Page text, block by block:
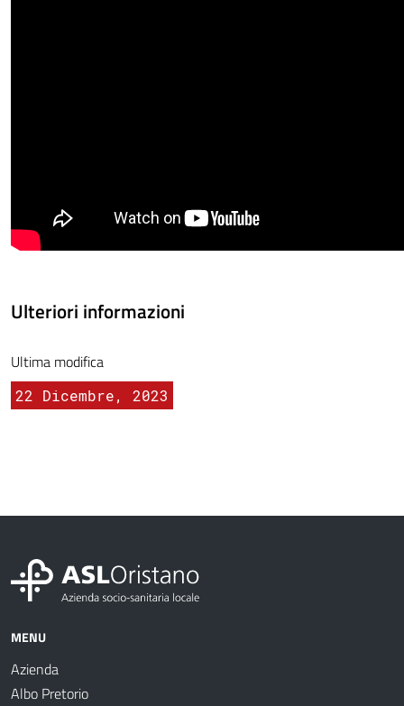
Ulteriori informazioni
Ultima modifica
22 Dicembre, 2023
MENU
Azienda
Albo Pretorio